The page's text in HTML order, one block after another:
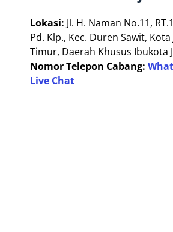
Lokasi: Jl. H. Naman No.11,
Pd. Klp., Kec. Duren Sawit, Kota
Timur, Daerah Khusus Ibukota
Nomor Telepon Cabang:
Live Chat